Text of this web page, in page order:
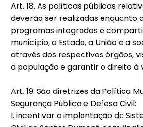
Art. 18. As políticas públicas
deverão ser realizadas enquanto
programas integrados e
município, o Estado, a União e a
através dos respectivos órgãos,
a população e garantir o direito à
Art. 19. São diretrizes da Política
Segurança Pública e Defesa Civil:
I. incentivar a implantação do